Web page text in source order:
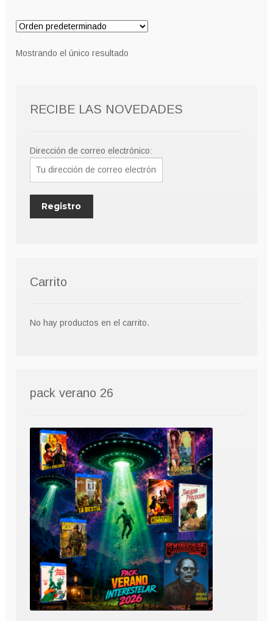
Mostrando el único resultado
RECIBE LAS NOVEDADES
Dirección de correo electrónico:
Carrito
No hay productos en el carrito.
pack verano 26